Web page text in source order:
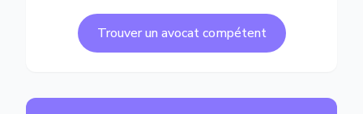
Trouver un avocat compétent